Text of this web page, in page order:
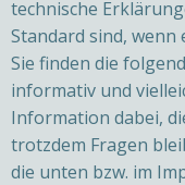
technische
Standard sind, wenn
Sie finden die
informativ und
Information dabei,
trotzdem Fragen
die unten bzw. im